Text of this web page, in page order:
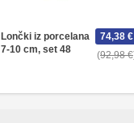
Lončki iz porcelana
7-10 cm, set 48
92,98 €
74,38 €